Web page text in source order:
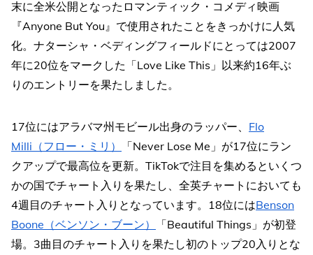
末に全米公開となったロマンティック・コメディ映画
『Anyone But You』で使用されたことをきっかけに人気
化。ナターシャ・ベディングフィールドにとっては2007
年に20位をマークした「Love Like This」以来約16年ぶ
りのエントリーを果たしました。
17位にはアラバマ州モビール出身のラッパー、 Flo
Milli（フロー・ミリ）
「Never Lose Me」が17位にラン
クアップで最高位を更新。TikTokで注目を集めるといくつ
かの国でチャート入りを果たし、全英チャートにおいても
4週目のチャート入りとなっています。18位にはBenson
Boone（ベンソン・ブーン）
「Beautiful Things」が初登
場。3曲目のチャート入りを果たし初のトップ20入りとな